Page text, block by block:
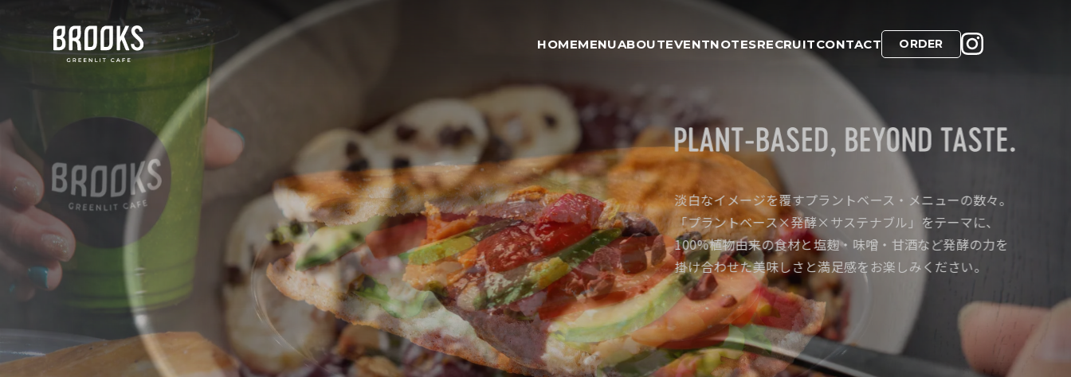
HOMEMENUABOUTEVENTNOTESRECRUITCONTACT ORDER
淡白なイメージを覆すプラントベース・メニューの数々。
「プラントベース×発酵×サステナブル」をテーマに、
100%植物由来の食材と塩麹・味噌・甘酒など発酵の力を
掛け合わせた美味しさと満足感をお楽しみください。
淡白なイメージを覆すプラントベース・メニューの数々。
「プラントベース×発酵×サステナブル」をテーマに、
100%植物由来の食材と塩麹・味噌・甘酒など発酵の力を
掛け合わせた美味しさと満足感をお楽しみください。
自然に寄り添う「GREEN」と、最高にクールな瞬間を意味
する「LIT」。
プラントベースを通じたサステナブルな未来へ向けた一歩
として、心躍る料理と空間で、もっと自由に、遊び心あふ
れる洗練されたスタイルで提案します。
自然に寄り添う「GREEN」と、最高にクールな瞬間を意味
する「LIT」。
プラントベースを通じたサステナブルな未来へ向けた一歩
として、心躍る料理と空間で、もっと自由に、遊び心あふ
れる洗練されたスタイルで提案します。
異なるカルチャーや個性を持つ人々が自由に交流し、新た
な価値を共有する場。
人々がつながり体験を分かち合うことで生まれる刺激やこ
こから生まれる発想が、まだ見ぬ可能性と心地よい変化を
創出します。
異なるカルチャーや個性を持つ人々が自由に交流し、新た
な価値を共有する場。
人々がつながり体験を分かち合うことで生まれる刺激やこ
こから生まれる発想が、まだ見ぬ可能性と心地よい変化を
創出します。